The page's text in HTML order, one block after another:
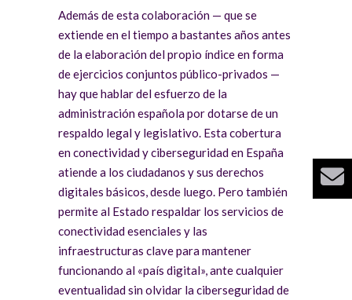
Además de esta colaboración — que se
extiende en el tiempo a bastantes años antes
de la elaboración del propio índice en forma
de ejercicios conjuntos público-privados —
hay que hablar del esfuerzo de la
administración española por dotarse de un
respaldo legal y legislativo. Esta cobertura
en conectividad y ciberseguridad en España
atiende a los ciudadanos y sus derechos
digitales básicos, desde luego. Pero también
permite al Estado respaldar los servicios de
conectividad esenciales y las
infraestructuras clave para mantener
funcionando al «país digital», ante cualquier
eventualidad sin olvidar la ciberseguridad de